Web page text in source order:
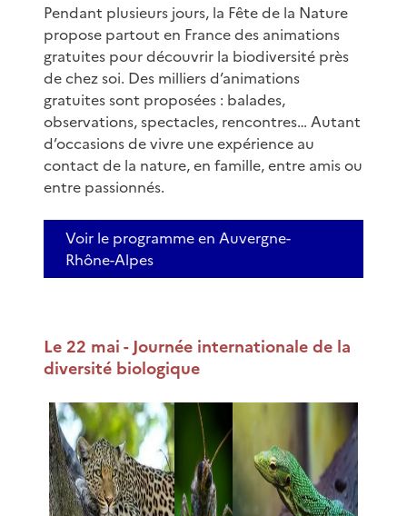
Pendant plusieurs jours, la Fête de la Nature
propose partout en France des animations
gratuites pour découvrir la biodiversité près
de chez soi. Des milliers d’animations
gratuites sont proposées : balades,
observations, spectacles, rencontres… Autant
d’occasions de vivre une expérience au
contact de la nature, en famille, entre amis ou
entre passionnés.
Voir le programme en Auvergne-
Rhône-Alpes
Le 22 mai - Journée internationale de la
diversité biologique